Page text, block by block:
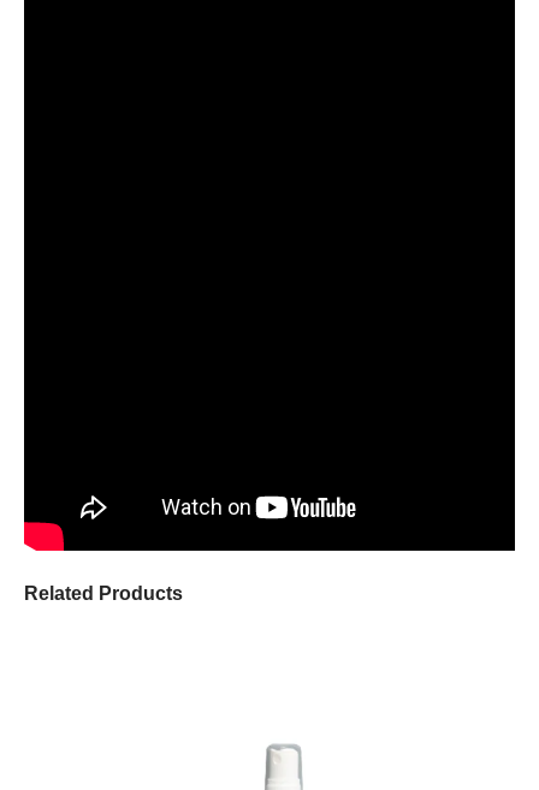
Related Products